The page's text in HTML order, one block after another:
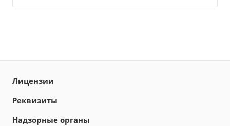
Лицензии
Реквизиты
Надзорные органы